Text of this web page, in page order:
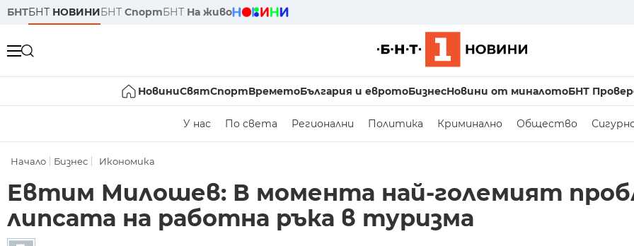
БНТБНТ НОВИНИБНТ СпортБНТ На живо
НовиниСвятСпортВреметоБългария и евротоБизнесНовини от миналотоБНТ
У нас По света Регионални Политика Криминално Общество
Начало Бизнес Икономика
Евтим Милошев: В момента най-големият
липсата на работна ръка в туризма